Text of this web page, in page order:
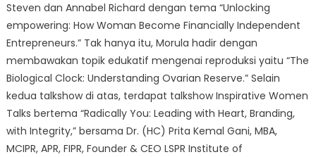
Steven dan Annabel Richard dengan tema “Unlocking
empowering: How Woman Become Financially Independent
Entrepreneurs.” Tak hanya itu, Morula hadir dengan
membawakan topik edukatif mengenai reproduksi yaitu “The
Biological Clock: Understanding Ovarian Reserve.” Selain
kedua talkshow di atas, terdapat talkshow Inspirative Women
Talks bertema “Radically You: Leading with Heart, Branding,
with Integrity,” bersama Dr. (HC) Prita Kemal Gani, MBA,
MCIPR, APR, FIPR, Founder & CEO​ LSPR Institute of